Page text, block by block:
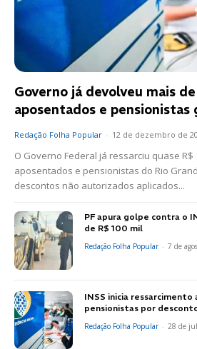
Governo já devolveu mais
aposentados e pensionistas
Redação Folha Popular - 12 de dezembro de
O Governo Federal já ressarciu quase R$
aposentados e pensionistas do Rio
descontos não autorizados aplicados...
PF apura golpe contra o
de R$ 100 mil
Redação Folha Popular - 7 de
INSS inicia ressarcimento
pensionistas por
Redação Folha Popular - 28 de